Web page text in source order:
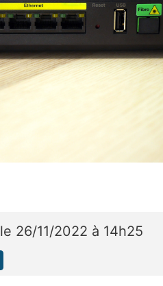
le 26/11/2022 à 14h25